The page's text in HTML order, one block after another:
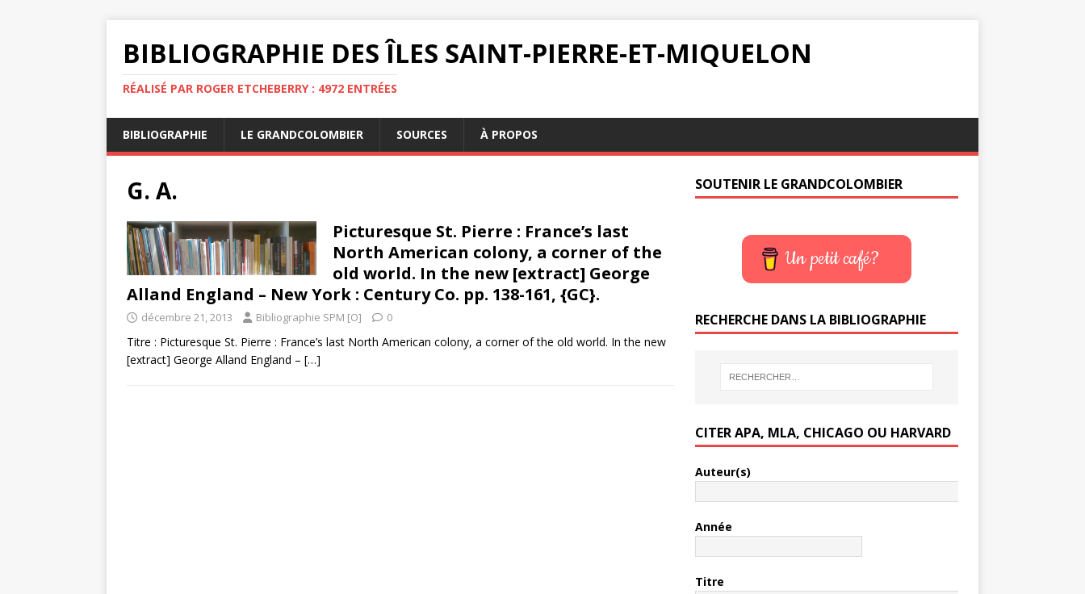
BIBLIOGRAPHIE DES ÎLES SAINT-PIERRE-ET-MIQUELON
RÉALISÉ PAR ROGER ETCHEBERRY : 4972 ENTRÉES
BIBLIOGRAPHIE LE GRANDCOLOMBIER SOURCES À PROPOS
G. A.
Picturesque St. Pierre : France’s last
North American colony, a corner of the
old world. In the new [extract] George
Alland England – New York : Century Co. pp. 138-161, {GC}.
décembre 21, 2013 Bibliographie SPM [O] 0
Titre : Picturesque St. Pierre : France’s last North American colony, a corner of the old world. In the new
[extract] George Alland England – […]
SOUTENIR LE GRANDCOLOMBIER
Un petit café?
RECHERCHE DANS LA BIBLIOGRAPHIE
CITER APA, MLA, CHICAGO OU HARVARD
Auteur(s)
Année
Titre